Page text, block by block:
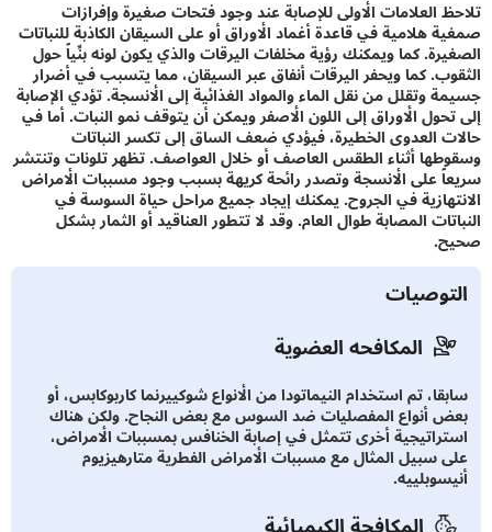
العلامات الأولى للإصابة عند وجود فتحات صغيرة وإفرازات
هلامية في قاعدة أغماد الأوراق أو على السيقان الكاذبة للنباتات
كما ويمكنك رؤية مخلفات اليرقات والذي يكون لونه بنِّياً حول
كما ويحفر اليرقات أنفاق عبر السيقان، مما يتسبب في أضرار
وتقلل من نقل الماء والمواد الغذائية إلى الأنسجة. تؤدي الإصابة
الأوراق إلى اللون الأصفر ويمكن أن يتوقف نمو النبات. أما في
العدوى الخطيرة، فيؤدي ضعف الساق إلى تكسر النباتات
أثناء الطقس العاصف أو خلال العواصف. تظهر تلونات وتنتشر
على الأنسجة وتصدر رائحة كريهة بسبب وجود مسببات الأمراض
في الجروح. يمكنك إيجاد جميع مراحل حياة السوسة في
المصابة طوال العام. وقد لا تتطور العناقيد أو الثمار بشكل
المكافحه العضوية
تم استخدام النيماتودا من الأنواع شوكييرنما كاربوكابس، أو
أنواع المفصليات ضد السوس مع بعض النجاح. ولكن هناك
أخرى تتمثل في إصابة الخنافس بمسببات الأمراض،
سبيل المثال مع مسببات الأمراض الفطرية متارهيزيوم
المكافحة الكيميائية